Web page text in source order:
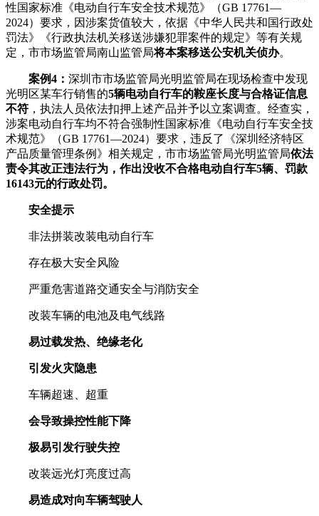
性国家标准《电动自行车安全技术规范》（GB 17761—
2024）要求，因涉案货值较大，依据《中华人民共和国行政处
罚法》《行政执法机关移送涉嫌犯罪案件的规定》等有关规
定，市市场监管局南山监管局将本案移送公安机关侦办。
案例4： 深圳市市场监管局光明监管局在现场检查中发现
光明区某车行销售的5辆电动自行车的鞍座长度与合格证信息
不符 ，执法人员依法扣押上述产品并予以立案调查。经查实，
涉案电动自行车均不符合强制性国家标准《电动自行车安全技
术规范》（GB 17761—2024）要求，违反了《深圳经济特区
产品质量管理条例》相关规定，市市场监管局光明监管局依法
责令其改正违法行为，作出没收不合格电动自行车5辆、罚款
16143元的行政处罚。
安全提示
非法拼装改装电动自行车
存在极大安全风险
严重危害道路交通安全与消防安全
改装车辆的电池及电气线路
易过载发热、绝缘老化
引发火灾隐患
车辆超速、超重
会导致操控性能下降
极易引发行驶失控
改装远光灯亮度过高
易造成对向车辆驾驶人